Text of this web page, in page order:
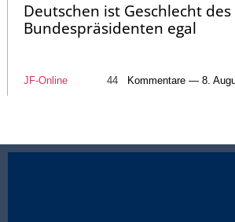
Deutschen ist Geschlecht
Bundespräsidenten egal
JF-Online 44 Kommentare — 8.